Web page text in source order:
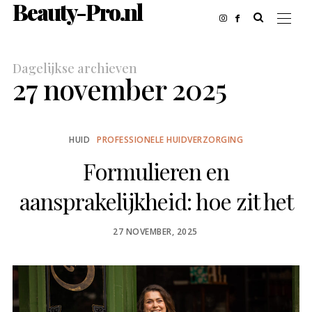
Beauty-Pro.nl
Dagelijkse archieven
27 november 2025
HUID PROFESSIONELE HUIDVERZORGING
Formulieren en
aansprakelijkheid: hoe zit het
POSTED
27 NOVEMBER, 2025